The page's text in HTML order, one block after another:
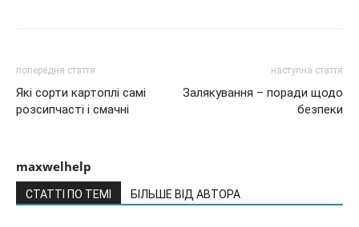
попередня стаття
Які сорти картоплі самі
розсипчасті і смачні
наступна стаття
Залякування – поради щодо
безпеки
maxwelhelp
СТАТТІ ПО ТЕМІ БІЛЬШЕ ВІД АВТОРА